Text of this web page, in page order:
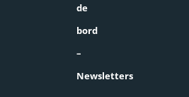
de
bord
–
Newsletters